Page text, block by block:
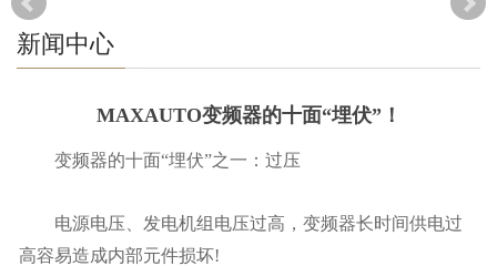
新闻中心
MAXAUTO变频器的十面“埋伏”！
变频器的十面“埋伏”之一：过压
电源电压、发电机组电压过高，变频器长时间供电过
高容易造成内部元件损坏!